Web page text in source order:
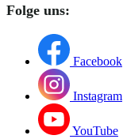
Folge uns:
Facebook
Instagram
YouTube